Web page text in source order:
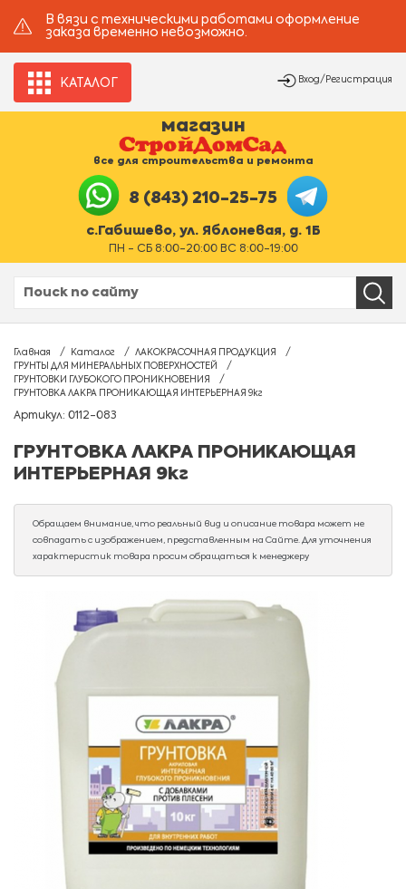
В вязи с техническими работами оформление
заказа временно невозможно.
КАТАЛОГ Вход/Регистрация
магазин
все для строительства и ремонта
8 (843) 210-25-75
с.Габишево, ул. Яблоневая, д. 1Б
ПН - СБ 8:00-20:00 ВС 8:00-19:00
Главная Каталог
ЛАКОКРАСОЧНАЯ ПРОДУКЦИЯ
ГРУНТЫ ДЛЯ МИНЕРАЛЬНЫХ ПОВЕРХНОСТЕЙ
ГРУНТОВКИ ГЛУБОКОГО ПРОНИКНОВЕНИЯ
ГРУНТОВКА ЛАКРА ПРОНИКАЮЩАЯ ИНТЕРЬЕРНАЯ 9кг
Артикул: 0112-083
ГРУНТОВКА ЛАКРА ПРОНИКАЮЩАЯ
ИНТЕРЬЕРНАЯ 9кг
Обращаем внимание, что реальный вид и описание товара может не
совпадать с изображением, представленным на Сайте. Для уточнения
характеристик товара просим обращаться к менеджеру